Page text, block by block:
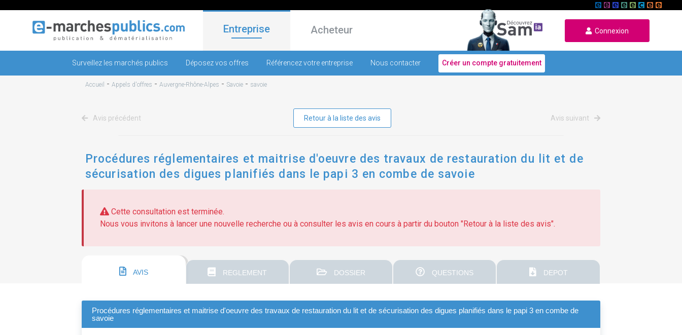
Entreprise Acheteur Connexion
Surveillez les marchés publics Déposez vos offres Référencez votre entreprise Nous contacter Créer un compte gratuitement
Accueil - Appels d'offres - Auvergne-Rhône-Alpes - Savoie - savoie
Avis précédent Retour à la liste des avis Avis suivant
Procédures réglementaires et maitrise d'oeuvre des travaux de restauration du lit et de
sécurisation des digues planifiés dans le papi 3 en combe de savoie
Cette consultation est terminée.
Nous vous invitons à lancer une nouvelle recherche ou à consulter les avis en cours à partir du bouton "Retour à la liste des avis".
AVIS REGLEMENT DOSSIER QUESTIONS DEPOT
Procédures réglementaires et maitrise d'oeuvre des travaux de restauration du lit et de sécurisation des digues planifiés dans le papi 3 en combe de
savoie